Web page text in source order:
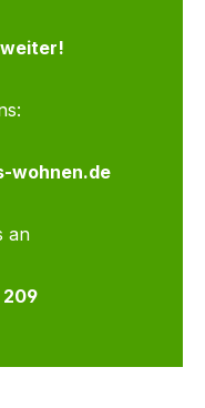
wohnen.de
an
209